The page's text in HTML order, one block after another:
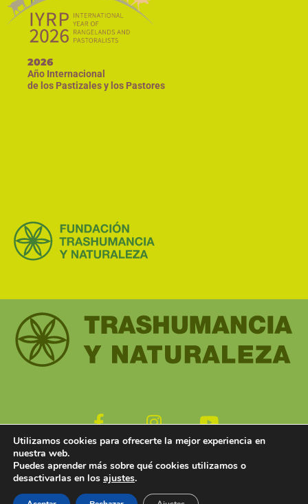
2026
Año Internacional
de los Pastizales y los Pastores
Facebook-
f
InstagramYoutube
Aviso legal Política de privacidad Política de cookies
Utilizamos cookies para ofrecerte la mejor experiencia en
nuestra web.
Puedes aprender más sobre qué cookies utilizamos o
desactivarlas en los ajustes.